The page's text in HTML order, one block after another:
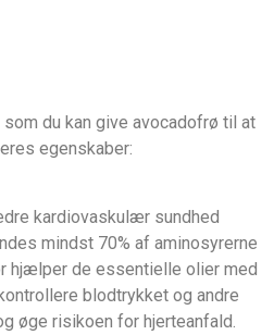
som du kan give avocadofrø til at
egenskaber:
kardiovaskulær sundhed
mindst 70% af aminosyrerne
hjælper de essentielle olier med
blodtrykket og andre
øge risikoen for hjerteanfald.